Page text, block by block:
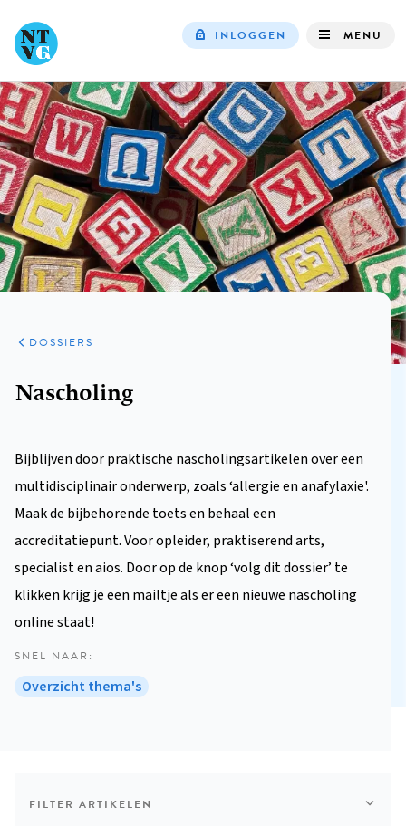
navigation
INLOGGEN MENU
DOSSIERS
Nascholing
Bijblijven door praktische nascholingsartikelen over een
multidisciplinair onderwerp, zoals ‘allergie en anafylaxie'.
Maak de bijbehorende toets en behaal een
accreditatiepunt. Voor opleider, praktiserend arts,
specialist en aios. Door op de knop ‘volg dit dossier’ te
klikken krijg je een mailtje als er een nieuwe nascholing
online staat!
SNEL NAAR
Overzicht thema's
FILTER ARTIKELEN